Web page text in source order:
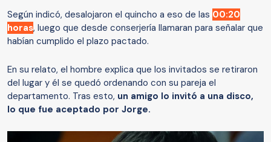
Según indicó, desalojaron el quincho a eso de las 00:20
horas, luego que desde conserjería llamaran para señalar que
habían cumplido el plazo pactado.
En su relato, el hombre explica que los invitados se retiraron
del lugar y él se quedó ordenando con su pareja el
departamento. Tras esto, un amigo lo invitó a una disco,
lo que fue aceptado por Jorge.